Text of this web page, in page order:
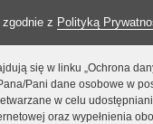
z Polityką
się w linku „Ochrona
Pani dane osobowe w
w celu
oraz wypełnienia